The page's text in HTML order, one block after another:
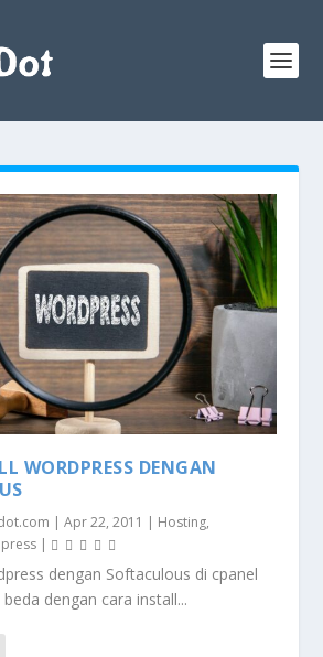
WORDPRESS DENGAN
|Apr 22, 2011 | Hosting,
|
dengan Softaculous di cpanel
dengan cara install...